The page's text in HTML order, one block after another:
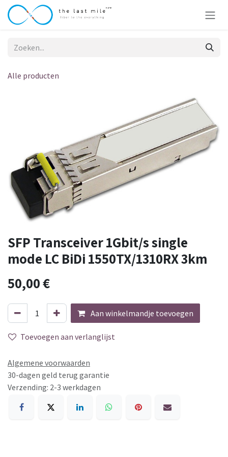
Overslaan naar inhoud
Alle producten
SFP Transceiver 1Gbit/s single
mode LC BiDi 1550TX/1310RX 3km
50,00€
Aan winkelmandje toevoegen
Toevoegen aan verlanglijst
Algemene voorwaarden
30-dagen geld terug garantie
Verzending: 2-3 werkdagen